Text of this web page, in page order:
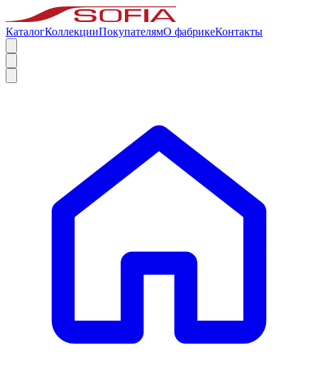
КаталогКоллекцииПокупателямО фабрикеКонтакты